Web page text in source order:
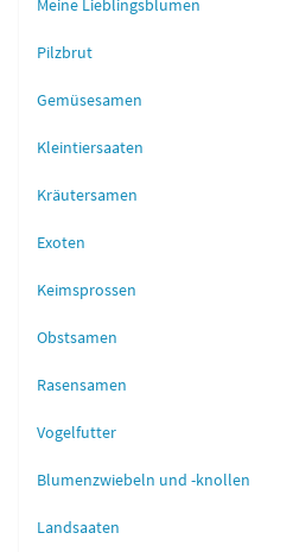
Meine Lieblingsblumen
Pilzbrut
Gemüsesamen
Kleintiersaaten
Kräutersamen
Exoten
Keimsprossen
Obstsamen
Rasensamen
Vogelfutter
Blumenzwiebeln und -knollen
Landsaaten